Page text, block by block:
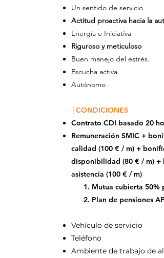
Un sentido de servicio
Actitud proactiva hacia la
Energía e Iniciativa
Riguroso y meticuloso
Buen manejo del estrés.
Escucha activa
Autónomo
│CONDICIONES
Contrato CDI basado 20
Remuneración SMIC +
calidad (100 € / m) +
disponibilidad (80 € / m) +
asistencia (100 € / m)
Mutua cubierta 50%
Plan de pensiones
Vehículo de servicio
Teléfono
Ambiente de trabajo de